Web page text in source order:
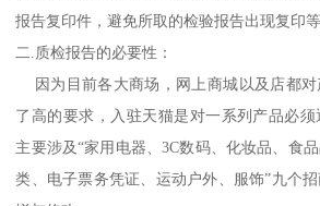
报告复印件，避免所取的检验报告出现复印等
二.质检报告的必要性：
因为目前各大商场，网上商城以及店都对
了高的要求，入驻天猫是对一系列产品必
主要涉及“家用电器、3C数码、化妆品、食
类、电子票务凭证、运动户外、服饰”九个